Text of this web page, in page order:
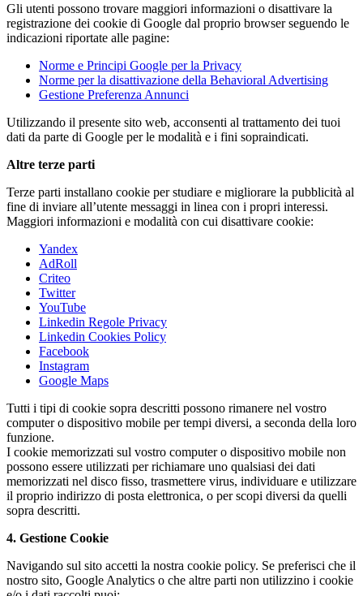
Gli utenti possono trovare maggiori informazioni o disattivare la
registrazione dei cookie di Google dal proprio browser seguendo le
indicazioni riportate alle pagine:
Norme e Principi Google per la Privacy
Norme per la disattivazione della Behavioral Advertising
Gestione Preferenza Annunci
Utilizzando il presente sito web, acconsenti al trattamento dei tuoi
dati da parte di Google per le modalità e i fini sopraindicati.
Altre terze parti
Terze parti installano cookie per studiare e migliorare la pubblicità al
fine di inviare all’utente messaggi in linea con i propri interessi.
Maggiori informazioni e modalità con cui disattivare cookie:
Yandex
AdRoll
Criteo
Twitter
YouTube
Linkedin Regole Privacy
Linkedin Cookies Policy
Facebook
Instagram
Google Maps
Tutti i tipi di cookie sopra descritti possono rimanere nel vostro
computer o dispositivo mobile per tempi diversi, a seconda della loro
funzione.
I cookie memorizzati sul vostro computer o dispositivo mobile non
possono essere utilizzati per richiamare uno qualsiasi dei dati
memorizzati nel disco fisso, trasmettere virus, individuare e utilizzare
il proprio indirizzo di posta elettronica, o per scopi diversi da quelli
sopra descritti.
4. Gestione Cookie
Navigando sul sito accetti la nostra cookie policy. Se preferisci che il
nostro sito, Google Analytics o che altre parti non utilizzino i cookie